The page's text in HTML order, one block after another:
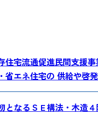
住宅流通促進民間支援
省エネ住宅の 供給や啓
となるＳＥ構法・木造